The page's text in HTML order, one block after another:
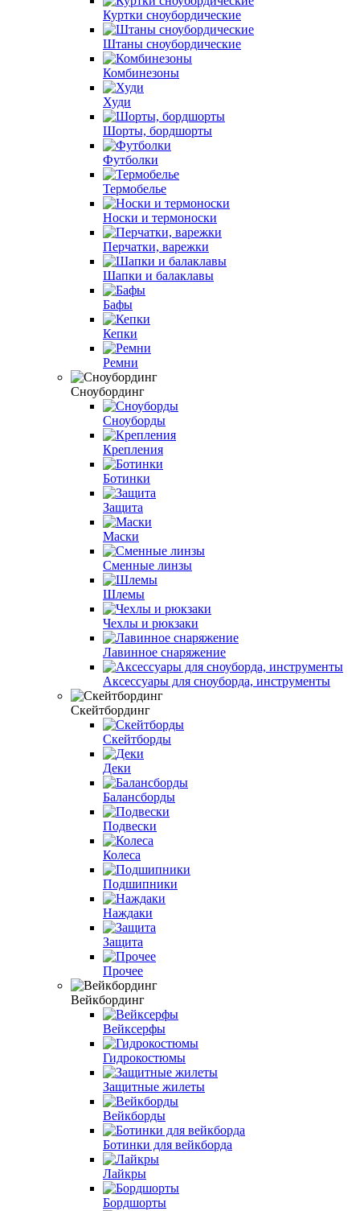
Куртки сноубордические
Штаны сноубордические
Комбинезоны
Худи
Шорты, бордшорты
Футболки
Термобелье
Носки и термоноски
Перчатки, варежки
Шапки и балаклавы
Бафы
Кепки
Ремни
Сноубординг
Сноуборды
Крепления
Ботинки
Защита
Маски
Сменные линзы
Шлемы
Чехлы и рюкзаки
Лавинное снаряжение
Аксессуары для сноуборда, инструменты
Скейтбординг
Скейтборды
Деки
Балансборды
Подвески
Колеса
Подшипники
Наждаки
Защита
Прочее
Вейкбординг
Вейксерфы
Гидрокостюмы
Защитные жилеты
Вейкборды
Ботинки для вейкборда
Лайкры
Бордшорты